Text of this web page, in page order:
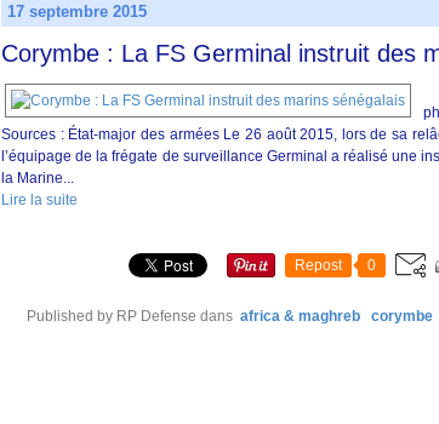
17 septembre 2015
Corymbe : La FS Germinal instruit des
Sources : État-major des armées Le 26 août 2015, lors de sa
l’équipage de la frégate de surveillance Germinal a réalisé une
la Marine...
Lire la suite
Repost 0
Published by RP Defense dans africa & maghreb corymbe